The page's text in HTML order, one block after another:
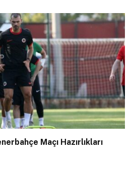
Maçı Hazırlıkları